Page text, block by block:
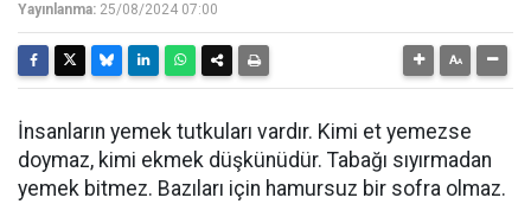
Yayınlanma: 25/08/2024 07:00
İnsanların yemek tutkuları vardır. Kimi et yemezse
doymaz, kimi ekmek düşkünüdür. Tabağı sıyırmadan
yemek bitmez. Bazıları için hamursuz bir sofra olmaz.